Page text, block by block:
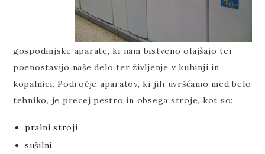
gospodinjske aparate, ki nam bistveno olajšajo ter
poenostavijo naše delo ter življenje v kuhinji in
kopalnici. Področje aparatov, ki jih uvrščamo med belo
tehniko, je precej pestro in obsega stroje, kot so:
pralni stroji
sušilni